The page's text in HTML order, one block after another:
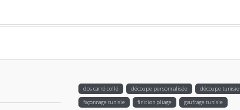
dos carré collé découpe personnalisée découpe tunisie
façonnage tunisie
finition pliage
gaufrage tunisie